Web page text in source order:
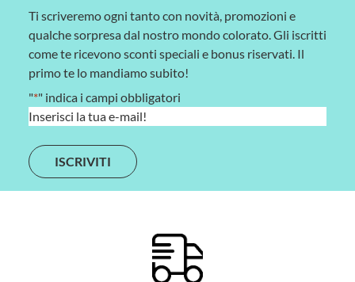
Ti scriveremo ogni tanto con novità, promozioni e
qualche sorpresa dal nostro mondo colorato. Gli iscritti
come te ricevono sconti speciali e bonus riservati. Il
primo te lo mandiamo subito!
"*" indica i campi obbligatori
E
a
i
l